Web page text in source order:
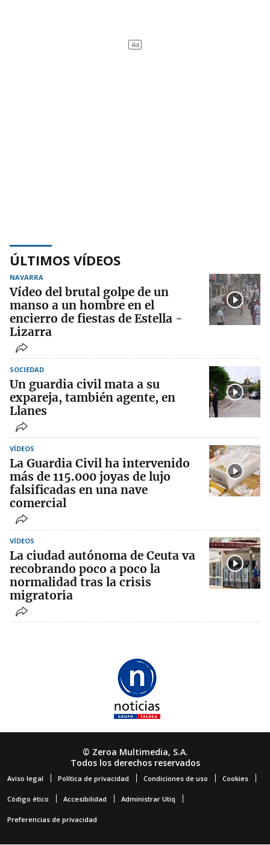
ÚLTIMOS VÍDEOS
NAVARRA
Vídeo del brutal golpe de un
manso a un hombre en el
encierro de fiestas de Estella -
Lizarra
SOCIEDAD
Un guardia civil mata a su
expareja, también agente, en
Llanes
VÍDEOS
La Guardia Civil ha intervenido
más de 115.000 joyas de lujo
falsificadas en una nave
comercial
VÍDEOS
La ciudad autónoma de Ceuta va
recobrando poco a poco la
normalidad tras la crisis
migratoria
© Zeroa Multimedia, S.A.
Todos los derechos reservados
Aviso legal Política de privacidad Condiciones de uso Cookies
Código ético Accesibilidad Administrar Utiq
Preferencias de privacidad